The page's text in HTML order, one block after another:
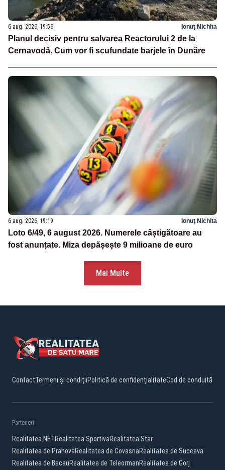
6 aug. 2026, 19:56 Ionuț Nichita
Planul decisiv pentru salvarea Reactorului 2 de la
Cernavodă. Cum vor fi scufundate barjele în Dunăre
6 aug. 2026, 19:19 Ionuț Nichita
Loto 6/49, 6 august 2026. Numerele câștigătoare au
fost anunțate. Miza depășește 9 milioane de euro
Mai Multe
ContactTermeni și condițiiPolitică de confidențialitateCod de conduită
Parteneri:
Realitatea.NETRealitatea SportivaRealitatea Star
Realitatea de PrahovaRealitatea de CovasnaRealitatea de Suceava
Realitatea de BacauRealitatea de TeleormanRealitatea de Gorj